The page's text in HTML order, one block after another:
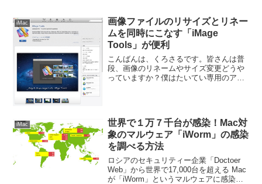
ていたんですが、今年からMac一本にし
たわけです。で、年賀状...
iMac
画像ファイルのリサイズとリネー
ムを同時にこなす「iMage
Tools」が便利
こんばんは、くろさるです。皆さんは普
段、画像のリネームやサイズ変更どうや
っていますか？僕はたいてい専用のアプ
iMac
世界で１万７千台が感染！Mac対
象のマルウェア「iWorm」の感染
を調べる方法
ロシアのセキュリティー企業「Doctoer
Web」から世界で17,000台を超える Mac
が「iWorm」というマルウェアに感染し